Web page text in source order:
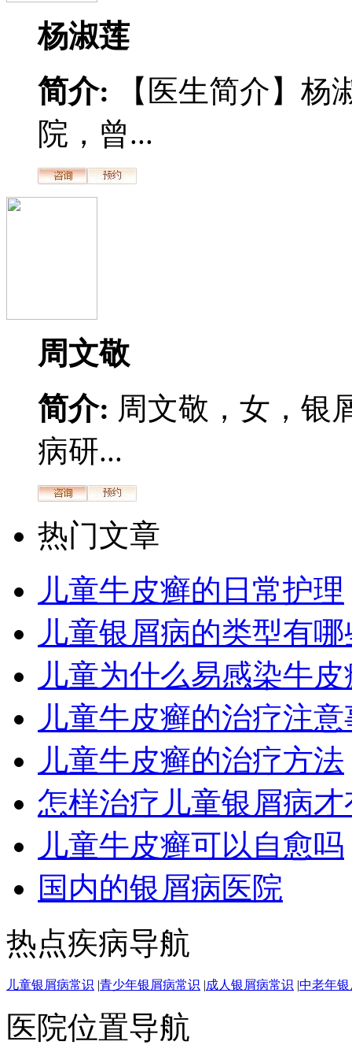
杨淑莲
简介: 【医生简介】杨
院，曾...
周文敬
简介: 周文敬，女，银
病研...
热门文章
儿童牛皮癣的日常护理
儿童银屑病的类型有
儿童为什么易感染牛皮
儿童牛皮癣的治疗注
儿童牛皮癣的治疗方法
怎样治疗儿童银屑病才
儿童牛皮癣可以自愈吗
国内的银屑病医院
热点疾病导航
儿童银屑病常识 |青少年银屑病常识 |成人银屑病常识 |中老年
医院位置导航